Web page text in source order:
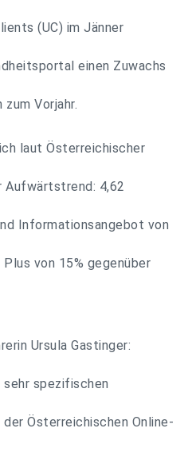
(UC) im Jänner
einen Zuwachs
Vorjahr.
laut Österreichischer
Aufwärtstrend: 4,62
Informationsangebot von
von 15% gegenüber
Ursula Gastinger:
spezifischen
Österreichischen Online-